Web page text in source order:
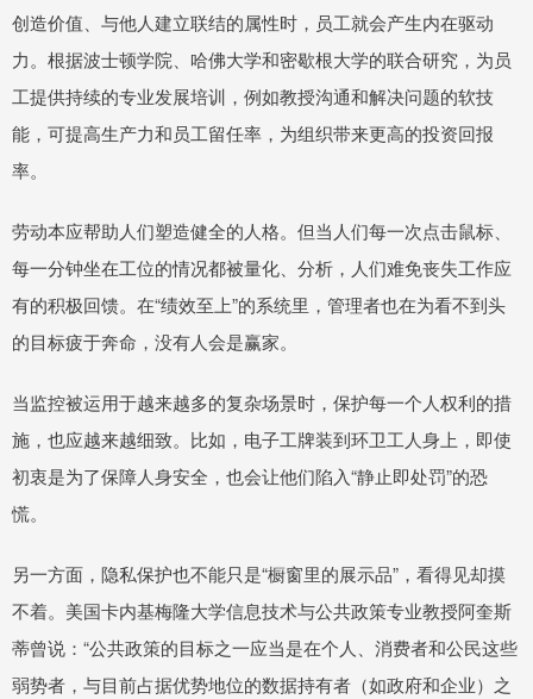
创造价值、与他人建立联结的属性时，员工就会产生内在驱动
力。根据波士顿学院、哈佛大学和密歇根大学的联合研究，为员
工提供持续的专业发展培训，例如教授沟通和解决问题的软技
能，可提高生产力和员工留任率，为组织带来更高的投资回报
率。
劳动本应帮助人们塑造健全的人格。但当人们每一次点击鼠标、
每一分钟坐在工位的情况都被量化、分析，人们难免丧失工作应
有的积极回馈。在“绩效至上”的系统里，管理者也在为看不到头
的目标疲于奔命，没有人会是赢家。
当监控被运用于越来越多的复杂场景时，保护每一个人权利的措
施，也应越来越细致。比如，电子工牌装到环卫工人身上，即使
初衷是为了保障人身安全，也会让他们陷入“静止即处罚”的恐
慌。
另一方面，隐私保护也不能只是“橱窗里的展示品”，看得见却摸
不着。美国卡内基梅隆大学信息技术与公共政策专业教授阿奎斯
蒂曾说：“公共政策的目标之一应当是在个人、消费者和公民这些
弱势者，与目前占据优势地位的数据持有者（如政府和企业）之